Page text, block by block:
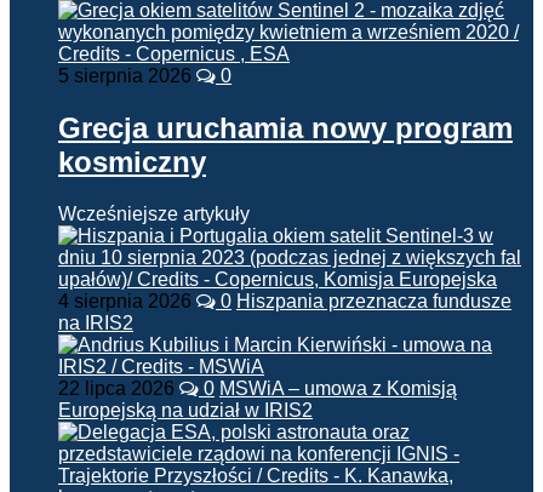
5 sierpnia 2026 0
Grecja uruchamia nowy program
kosmiczny
Wcześniejsze artykuły
4 sierpnia 2026 0 Hiszpania przeznacza fundusze
na IRIS2
22 lipca 2026 0 MSWiA – umowa z Komisją
Europejską na udział w IRIS2